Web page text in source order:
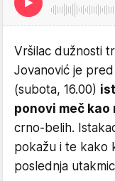
Vršilac dužnosti
Jovanović je
(subota, 16.00)
ponovi meč kao
crno-belih.
pokažu i te kako
poslednja